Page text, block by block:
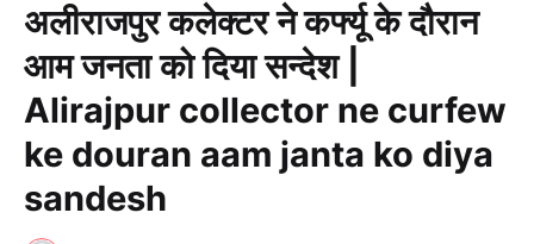
अलीराजपुर कलेक्टर ने कर्फ्यू के दौरान
आम जनता को दिया सन्देश |
Alirajpur collector ne curfew
ke douran aam janta ko diya
sandesh